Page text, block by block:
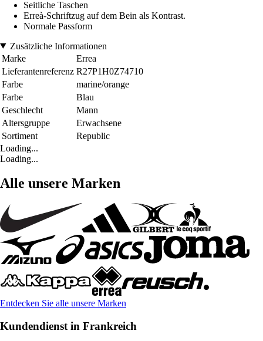
Seitliche Taschen
Erreà-Schriftzug auf dem Bein als Kontrast.
Normale Passform
Zusätzliche Informationen
Marke
Errea
Lieferantenreferenz R27P1H0Z74710
Farbe
marine/orange
Farbe
Blau
Geschlecht
Mann
Altersgruppe
Erwachsene
Sortiment
Republic
Loading...
Loading...
Alle unsere Marken
Entdecken Sie alle unsere Marken
Kundendienst in Frankreich